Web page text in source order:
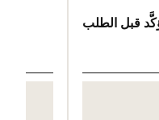
قبل الطلب